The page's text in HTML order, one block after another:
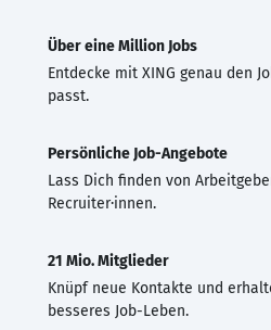
Über eine Million Jobs
Entdecke mit XING genau den
passt.
Persönliche Job-Angebote
Lass Dich finden von
Recruiter·innen.
21 Mio. Mitglieder
Knüpf neue Kontakte und
besseres Job-Leben.